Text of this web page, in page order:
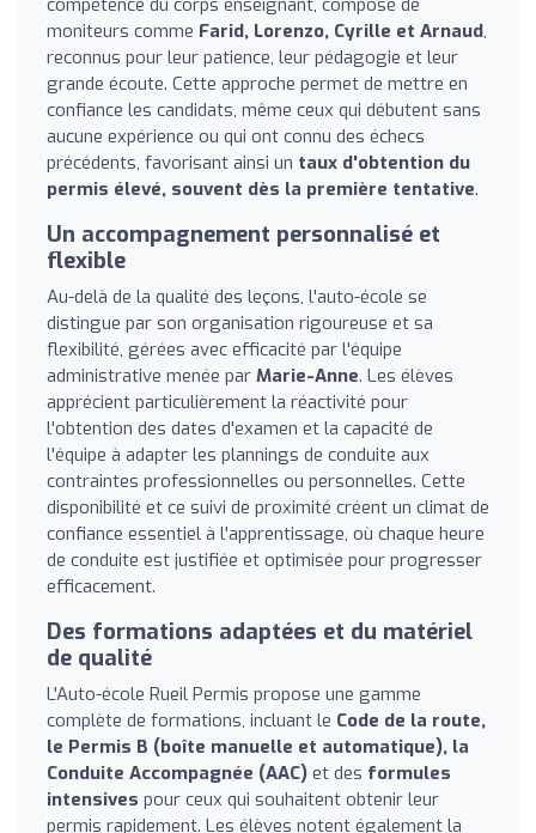
moniteurs comme Farid, Lorenzo, Cyrille et Arnaud,
reconnus pour leur patience, leur pédagogie et leur
grande écoute. Cette approche permet de mettre en
confiance les candidats, même ceux qui débutent sans
aucune expérience ou qui ont connu des échecs
précédents, favorisant ainsi un taux d'obtention du
permis élevé, souvent dès la première tentative.
Un accompagnement personnalisé et
flexible
Au-delà de la qualité des leçons, l'auto-école se
distingue par son organisation rigoureuse et sa
flexibilité, gérées avec efficacité par l'équipe
administrative menée par Marie-Anne. Les élèves
apprécient particulièrement la réactivité pour
l'obtention des dates d'examen et la capacité de
l'équipe à adapter les plannings de conduite aux
contraintes professionnelles ou personnelles. Cette
disponibilité et ce suivi de proximité créent un climat de
confiance essentiel à l'apprentissage, où chaque heure
de conduite est justifiée et optimisée pour progresser
efficacement.
Des formations adaptées et du matériel
de qualité
L'Auto-école Rueil Permis propose une gamme
complète de formations, incluant le Code de la route,
le Permis B (boîte manuelle et automatique), la
Conduite Accompagnée (AAC) et des formules
intensives pour ceux qui souhaitent obtenir leur
permis rapidement. Les élèves notent également la